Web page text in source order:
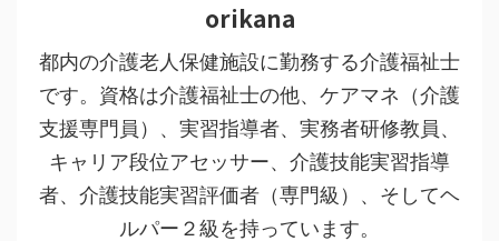
orikana
都内の介護老人保健施設に勤務する介護福祉士
です。資格は介護福祉士の他、ケアマネ（介護
支援専門員）、実習指導者、実務者研修教員、
キャリア段位アセッサー、介護技能実習指導
者、介護技能実習評価者（専門級）、そしてヘ
ルパー２級を持っています。